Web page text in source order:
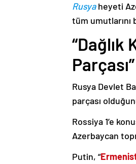
Rusyaheyeti
tüm umutlarını
“Dağlık
Parçası”
Rusya Devlet
parçası
Rossiya 1’e
Azerbaycan
Putin, “